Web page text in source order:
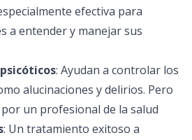
efectiva para
a entender y manejar sus
: Ayudan a controlar los
alucinaciones y delirios. Pero
un profesional de la salud
: Un tratamiento exitoso a